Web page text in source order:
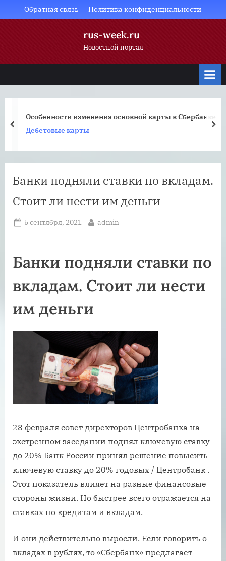
to
Обратная связь Политика конфиденциальности
rus-week.ru
Новостной портал
Особенности изменения основной карты в Сбербанке
Дебетовые карты
prev
Банки подняли ставки по вкладам.
Стоит ли нести им деньги
Posted
5 сентября, 2021 By
admin
Банки подняли ставки по
вкладам. Стоит ли нести
им деньги
28 февраля совет директоров Центробанка на
экстренном заседании поднял ключевую ставку
до 20% Банк России принял решение повысить
ключевую ставку до 20% годовых / Центробанк .
Этот показатель влияет на разные финансовые
стороны жизни. Но быстрее всего отражается на
ставках по кредитам и вкладам.
И они действительно выросли. Если говорить о
вкладах в рублях, то «Сбербанк» предлагает